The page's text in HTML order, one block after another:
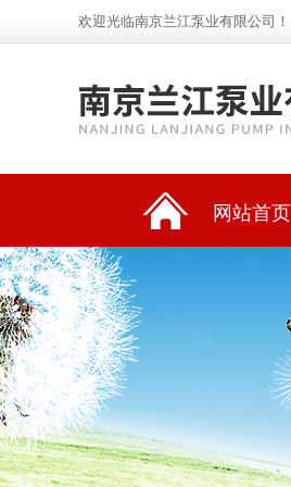
欢迎光临南京兰江泵业有限公司！
网站首页